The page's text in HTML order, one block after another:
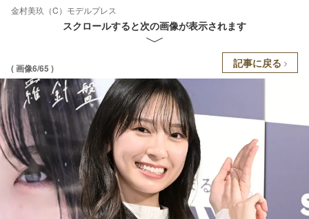
金村美玖（C）モデルプレス
スクロールすると次の画像が表示されます
( 画像6/65 ) 記事に戻る